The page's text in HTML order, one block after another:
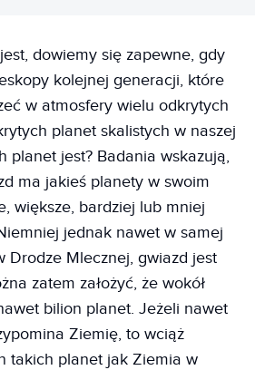
dowiemy się zapewne, gdy
kolejnej generacji, które
w atmosfery wielu odkrytych
planet skalistych w naszej
planet jest? Badania wskazują,
ma jakieś planety w swoim
większe, bardziej lub mniej
jednak nawet w samej
Drodze Mlecznej, gwiazd jest
zatem założyć, że wokół
bilion planet. Jeżeli nawet
Ziemię, to wciąż
takich planet jak Ziemia w